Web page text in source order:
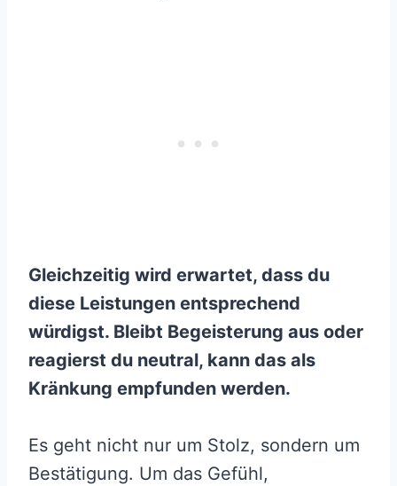
Gleichzeitig wird erwartet, dass du
diese Leistungen entsprechend
würdigst. Bleibt Begeisterung aus oder
reagierst du neutral, kann das als
Kränkung empfunden werden.
Es geht nicht nur um Stolz, sondern um
Bestätigung. Um das Gefühl,